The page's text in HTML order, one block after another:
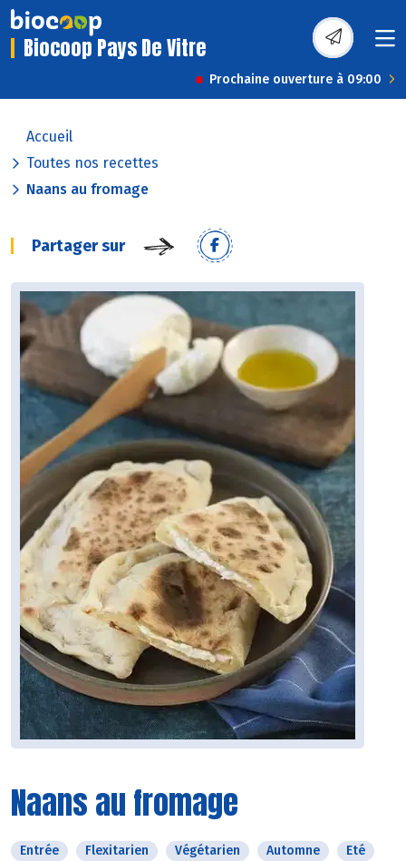
Biocoop Pays De Vitre
Prochaine ouverture à 09:00
Accueil
Toutes nos recettes
Naans au fromage
Partager sur
Naans au fromage
Entrée Flexitarien Végétarien Automne
Eté